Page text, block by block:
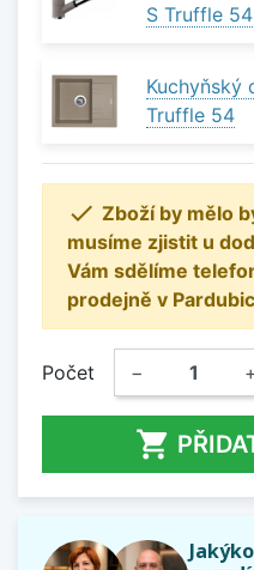
S Truffle 54
Kuchyňský
Truffle 54
 Zboží by mělo
musíme zjistit u
Vám sdělíme
prodejně v
Počet − +
